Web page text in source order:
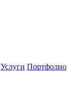
Услуги Портфолио